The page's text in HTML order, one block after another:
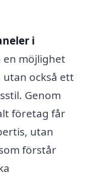
i
möjlighet
utan också ett
Genom
företag får
utan
förstår